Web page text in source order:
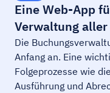
Eine Web-App
Verwaltung
Die
Anfang an. Eine
Folgeprozesse wie
Ausführung und